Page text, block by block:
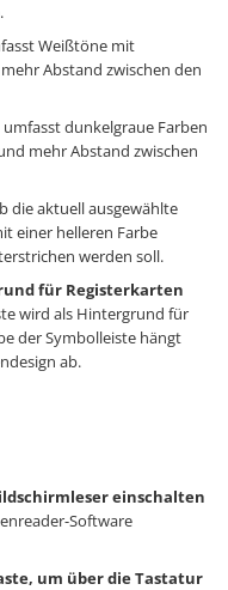
Weißtöne mit
Abstand zwischen den
umfasst dunkelgraue Farben
mehr Abstand zwischen
die aktuell ausgewählte
einer helleren Farbe
werden soll.
für Registerkarten
wird als Hintergrund für
der Symbolleiste hängt
ab.
einschalten
Software
um über die Tastatur